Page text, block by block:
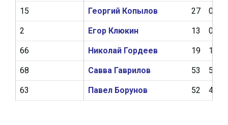
Георгий Копылов 27 0
Егор Клюкин 13 0
Николай Гордеев 19 1
Савва Гаврилов 53 5
Павел Борунов 52 4
15
2
66
68
63